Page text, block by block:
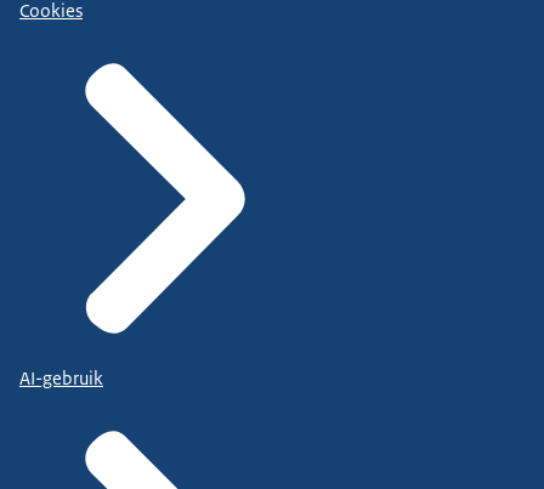
Cookies
AI-gebruik